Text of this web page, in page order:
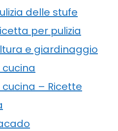
delle stufe
per pulizia
e giardinaggio
– Ricette